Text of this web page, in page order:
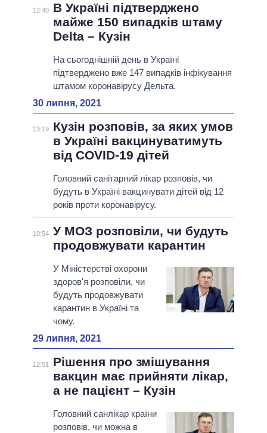
12:40
В Україні підтверджено
майже 150 випадків штаму
Delta – Кузін
На сьогоднішній день в Україні
підтверджено вже 147 випадків інфікування
штамом коронавірусу Дельта.
30 липня, 2021
13:19
Кузін розповів, за яких умов
в Україні вакцинуватимуть
від COVID-19 дітей
Головний санітарний лікар розповів, чи
будуть в Україні вакцинувати дітей від 12
років проти коронавірусу.
10:54 У МОЗ розповіли, чи будуть
продовжувати карантин
У Міністерстві охорони
здоров'я розповіли, чи
будуть продовжувати
карантин в Україні та
чому.
29 липня, 2021
12:51
Рішення про змішування
вакцин має прийняти лікар,
а не пацієнт – Кузін
Головний санлікар країни
розповів, чи можна в